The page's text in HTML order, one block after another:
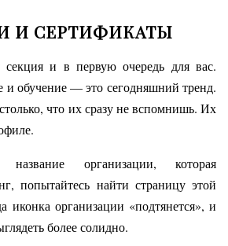
И СЕРТИФИКАТЫ
секция и в первую очередь для вас.
и обучение — это сегодняшний тренд.
что их сразу не вспомнишь. Их
название организации, которая
попытайтесь найти страницу этой
иконка организации «подтянется», и
более солидно.